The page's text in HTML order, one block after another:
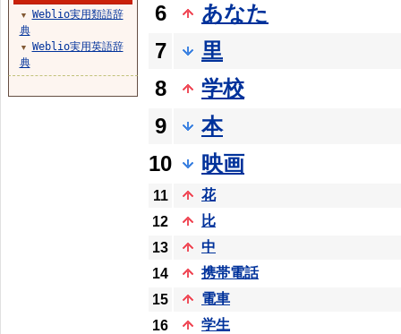
6
あなた
7
里
8
学校
9
本
10
映画
11
花
12
比
13
中
14
携帯電話
15
電車
16
学生
▼
Weblio実用類語辞
典
▼
Weblio実用英語辞
典